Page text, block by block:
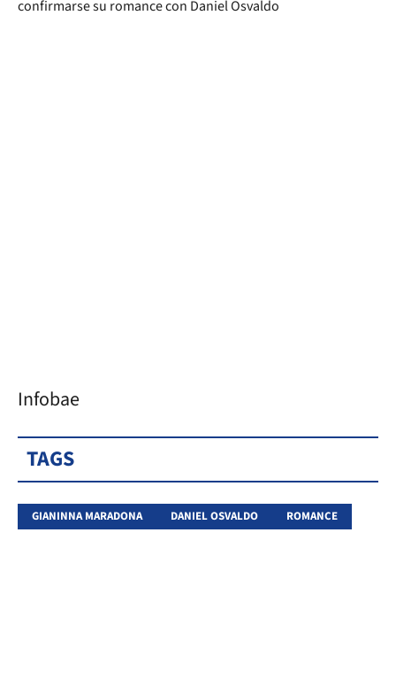
Infobae
TAGS
GIANINNA MARADONA DANIEL OSVALDO ROMANCE